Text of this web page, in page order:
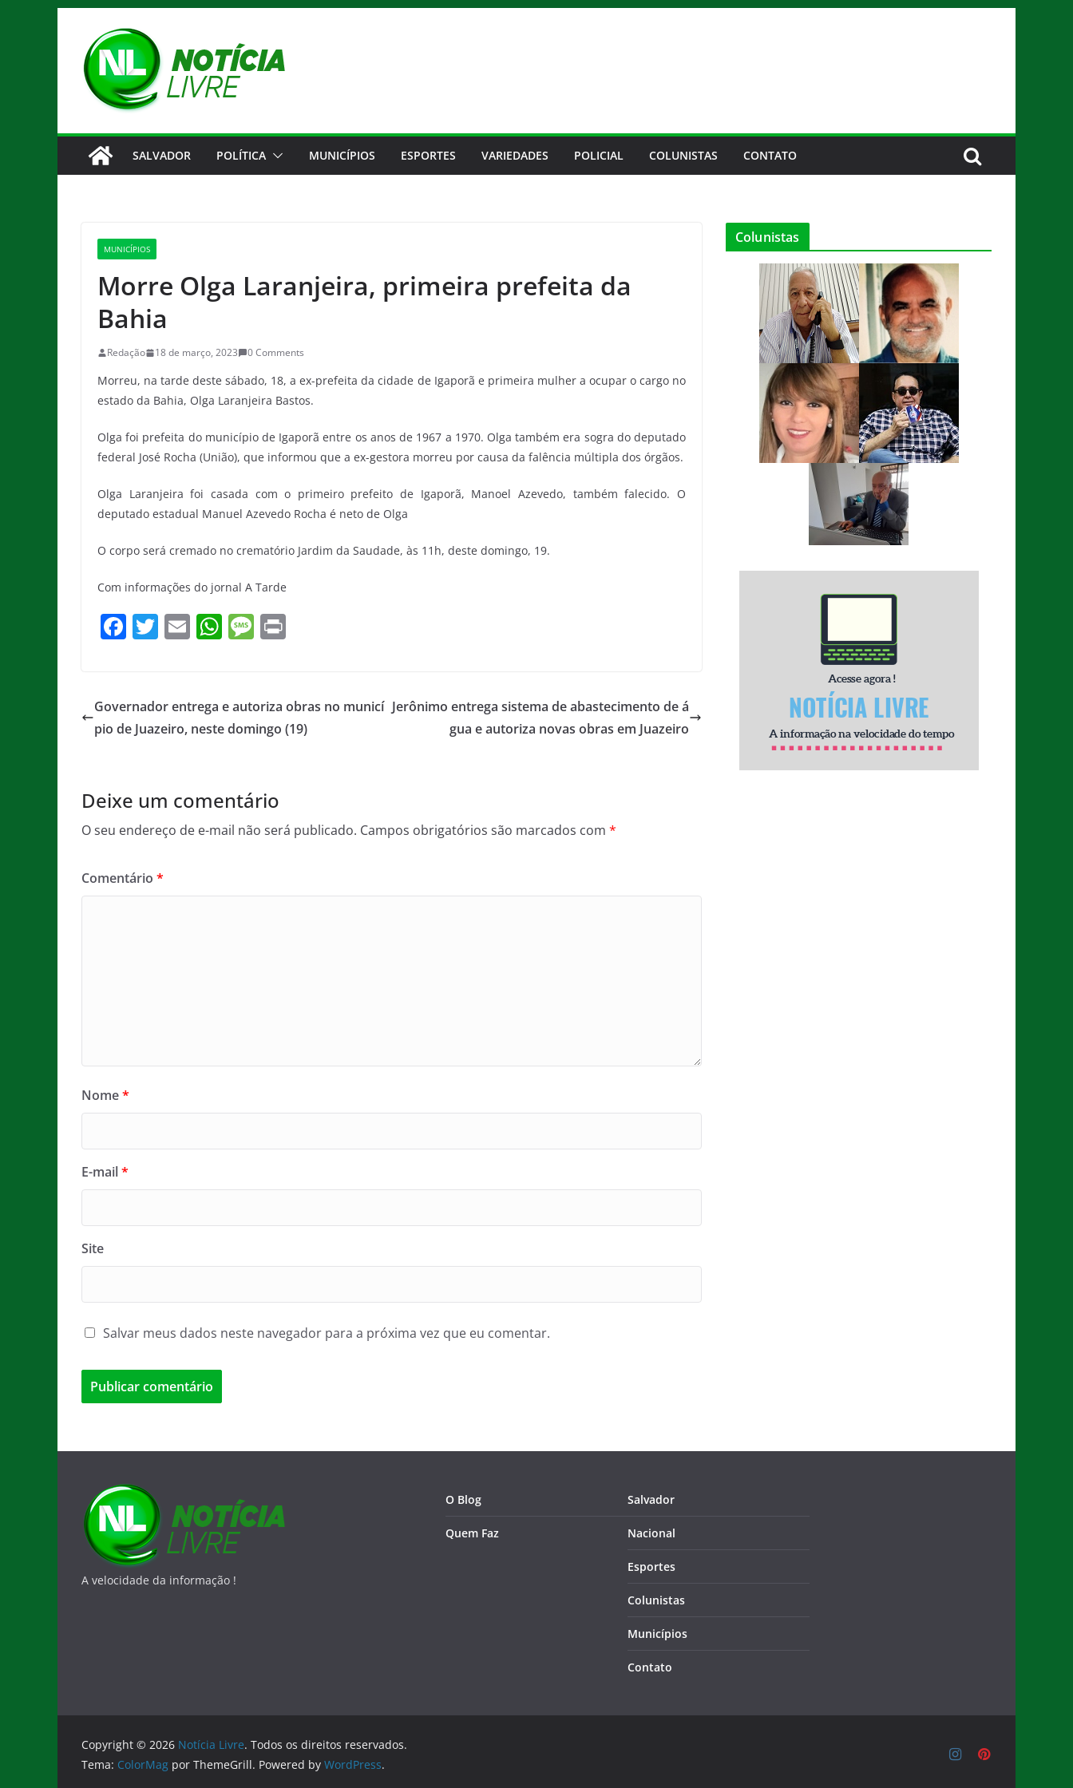
conteúdo
SALVADOR POLÍTICA MUNICÍPIOS ESPORTES VARIEDADES POLICIAL COLUNISTAS CONTATO
MUNICÍPIOS
Morre Olga Laranjeira, primeira prefeita da
Bahia
Redação 18 de março, 2023 0 Comments
Morreu, na tarde deste sábado, 18, a ex-prefeita da cidade de Igaporã e primeira mulher a ocupar o cargo no
estado da Bahia, Olga Laranjeira Bastos.
Olga foi prefeita do município de Igaporã entre os anos de 1967 a 1970. Olga também era sogra do deputado
federal José Rocha (União), que informou que a ex-gestora morreu por causa da falência múltipla dos órgãos.
Olga Laranjeira foi casada com o primeiro prefeito de Igaporã, Manoel Azevedo, também falecido. O
deputado estadual Manuel Azevedo Rocha é neto de Olga
O corpo será cremado no crematório Jardim da Saudade, às 11h, deste domingo, 19.
Com informações do jornal A Tarde
F
e
b
k
T
er
E
l
W
s
A
M
a
g
Governador entrega e autoriza obras no municí
pio de Juazeiro, neste domingo (19)
Jerônimo entrega sistema de abastecimento de á
gua e autoriza novas obras em Juazeiro
Deixe um comentário
O seu endereço de e-mail não será publicado. Campos obrigatórios são marcados com *
Comentário *
Nome*
E-mail*
Site
Salvar meus dados neste navegador para a próxima vez que eu comentar.
Colunistas
A velocidade da informação !
O Blog
Quem Faz
Salvador
Nacional
Esportes
Colunistas
Municípios
Contato
Copyright © 2026 Notícia Livre. Todos os direitos reservados.
Tema: ColorMag por ThemeGrill. Powered by WordPress.